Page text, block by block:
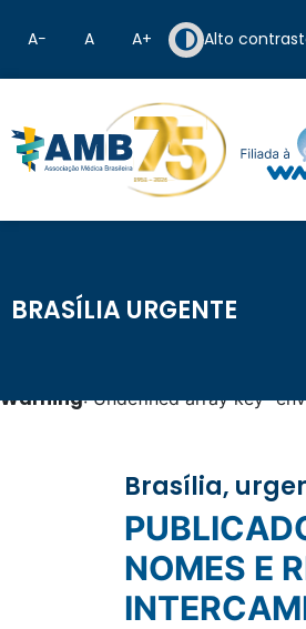
A− A A+ Alto
BRASÍLIA URGENTE
Warning: Undefined array key
Brasília,
PUBLICADO NO DIÁRIO OFICIAL PORTARIAS QUE DIVULGAM AS LISTAS DOS
NOMES E